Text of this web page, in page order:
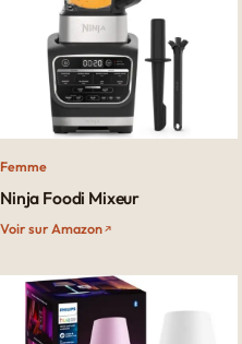
Femme
Ninja Foodi Mixeur
Voir sur Amazon